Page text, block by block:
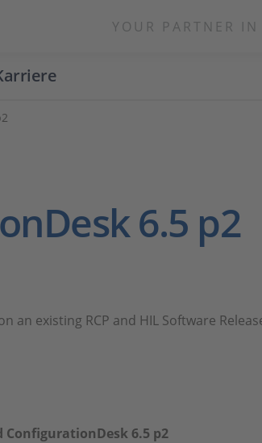
YOUR PARTNER
6.5 p2
an existing RCP and HIL Software
6.5 p2